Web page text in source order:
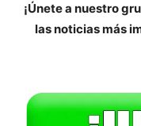
¡Únete a nuestro
las noticias más